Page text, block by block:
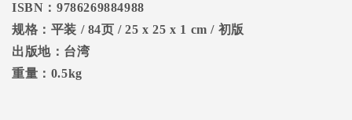
ISBN ：9786269884988
规格：平装 / 84页 / 25 x 25 x 1 cm / 初版
出版地：台湾
重量： 0.5kg